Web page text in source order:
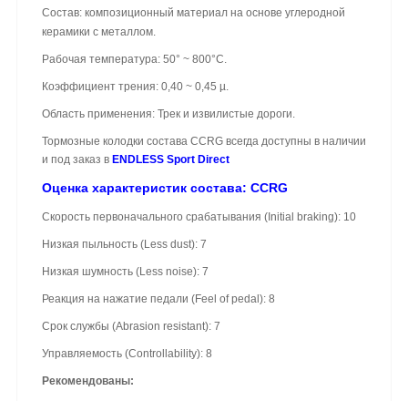
Состав: композиционный материал на основе углеродной
керамики с металлом.
Рабочая температура: 50° ~ 800°C.
Коэффициент трения: 0,40 ~ 0,45 µ.
Область применения: Трек и извилистые дороги.
Тормозные колодки состава CCRG всегда доступны в наличии
и под заказ в ENDLESS Sport Direct
Оценка характеристик состава: CCRG
Скорость первоначального срабатывания (Initial braking): 10
Низкая пыльность (Less dust): 7
Низкая шумность (Less noise): 7
Реакция на нажатие педали (Feel of pedal): 8
Срок службы (Abrasion resistant): 7
Управляемость (Controllability): 8
Рекомендованы: